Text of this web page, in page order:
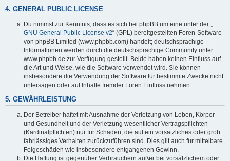
4. GENERAL PUBLIC LICENSE
Du nimmst zur Kenntnis, dass es sich bei phpBB um eine unter der „
GNU General Public License v2“ (GPL) bereitgestellten Foren-Software
von phpBB Limited (www.phpbb.com) handelt; deutschsprachige
Informationen werden durch die deutschsprachige Community unter
www.phpbb.de zur Verfügung gestellt. Beide haben keinen Einfluss auf
die Art und Weise, wie die Software verwendet wird. Sie können
insbesondere die Verwendung der Software für bestimmte Zwecke nicht
untersagen oder auf Inhalte fremder Foren Einfluss nehmen.
5. GEWÄHRLEISTUNG
Der Betreiber haftet mit Ausnahme der Verletzung von Leben, Körper
und Gesundheit und der Verletzung wesentlicher Vertragspflichten
(Kardinalpflichten) nur für Schäden, die auf ein vorsätzliches oder grob
fahrlässiges Verhalten zurückzuführen sind. Dies gilt auch für mittelbare
Folgeschäden wie insbesondere entgangenen Gewinn.
Die Haftung ist gegenüber Verbrauchern außer bei vorsätzlichem oder